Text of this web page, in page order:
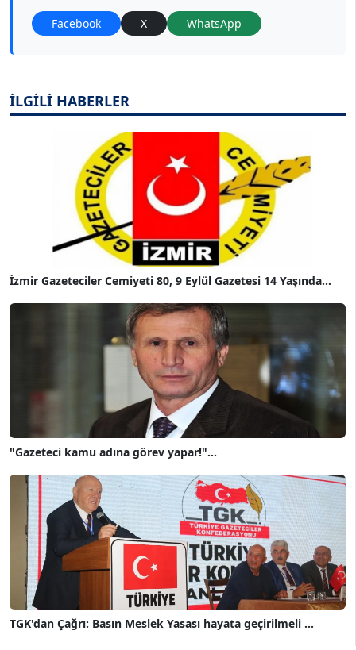
Facebook X WhatsApp
İLGİLİ HABERLER
İzmir Gazeteciler Cemiyeti 80, 9 Eylül Gazetesi 14 Yaşında...
"Gazeteci kamu adına görev yapar!"...
TGK'dan Çağrı: Basın Meslek Yasası hayata geçirilmeli ...